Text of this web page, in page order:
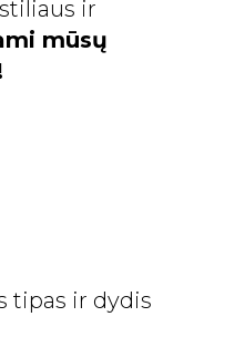
ir
mūsų
tipas ir dydis